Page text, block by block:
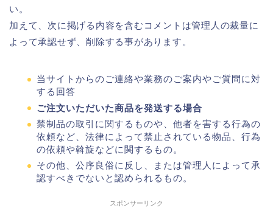
い。
加えて、次に掲げる内容を含むコメントは管理人の裁量に
よって承認せず、削除する事があります。
当サイトからのご連絡や業務のご案内やご質問に対
する回答
ご注文いただいた商品を発送する場合
禁制品の取引に関するものや、他者を害する行為の
依頼など、法律によって禁止されている物品、行為
の依頼や斡旋などに関するもの。
その他、公序良俗に反し、または管理人によって承
認すべきでないと認められるもの。
スポンサーリンク